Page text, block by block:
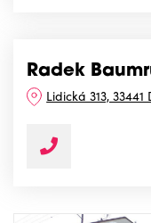
Radek
Lidická 313,